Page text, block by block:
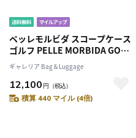
ペッレモルビダ スコープケース
ゴルフ PELLE MORBIDA GOLF
スコープボックス 計測器 距離
計 ケース ポーチ スコープボッ
クスポーチ 撥水 軽量 ブランド
メンズ レディース PG008
ギャレリア Bag＆Luggage
12,100 円 （税込）
積算 440 マイル (4倍)